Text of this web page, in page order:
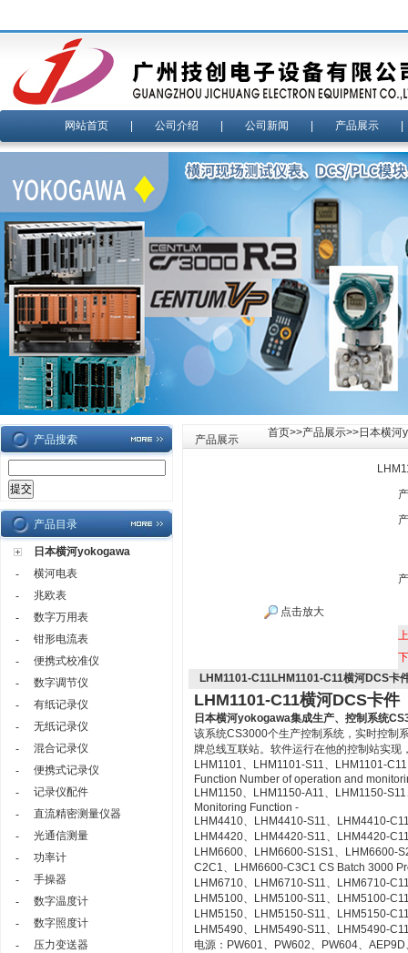
网站首页 公司介绍 公司新闻 产品展示
产品搜索
产品目录
日本横河yokogawa
-
横河电表
-
兆欧表
-
数字万用表
-
钳形电流表
-
便携式校准仪
-
数字调节仪
-
有纸记录仪
-
无纸记录仪
-
混合记录仪
-
便携式记录仪
-
记录仪配件
-
直流精密测量仪器
-
光通信测量
-
功率计
-
手操器
-
数字温度计
-
数字照度计
-
压力变送器
产品展示
首页>>产品展示>>日本横河
点击放大
LHM1101-C11LHM1101-C11横河DCS卡
LHM1101-C11横河DCS卡件
日本横河yokogawa集成生产、控制系统
该系统CS3000个生产控制系统，实时控制
牌总线互联站。软件运行在他的控制站实
LHM1101、LHM1101-S11、LHM1101-
Function Number of operation and
LHM1150、LHM1150-A11、LHM1150-
Monitoring Function -
LHM4410、LHM4410-S11、LHM4410-
LHM4420、LHM4420-S11、LHM4420-
LHM6600、LHM6600-S1S1、LHM6600-
C2C1、LHM6600-C3C1 CS Batch 3000
LHM6710、LHM6710-S11、LHM6710-
LHM5100、LHM5100-S11、LHM5100-
LHM5150、LHM5150-S11、LHM5150-
LHM5490、LHM5490-S11、LHM5490-
电源：PW601、PW602、PW604、